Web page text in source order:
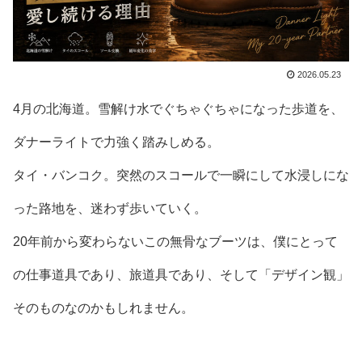
2026.05.23
4月の北海道。雪解け水でぐちゃぐちゃになった歩道を、
ダナーライトで力強く踏みしめる。
タイ・バンコク。突然のスコールで一瞬にして水浸しにな
った路地を、迷わず歩いていく。
20年前から変わらないこの無骨なブーツは、僕にとって
の仕事道具であり、旅道具であり、そして「デザイン観」
そのものなのかもしれません。